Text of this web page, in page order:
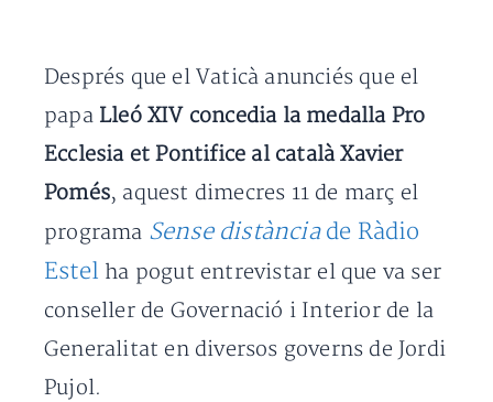
Després que el Vaticà anunciés que el
papa Lleó XIV concedia la medalla Pro
Ecclesia et Pontifice al català Xavier
Pomés, aquest dimecres 11 de març el
programa Sense distànciade Ràdio
Estel ha pogut entrevistar el que va ser
conseller de Governació i Interior de la
Generalitat en diversos governs de Jordi
Pujol.